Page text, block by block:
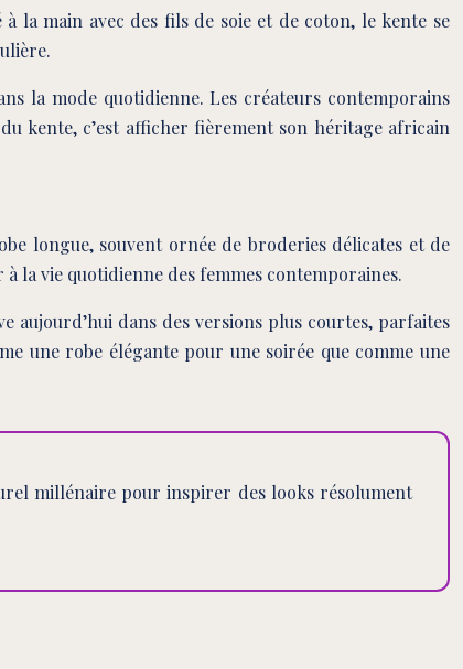
la main avec des fils de soie et de coton, le kente se
la mode quotidienne. Les créateurs contemporains
kente, c’est afficher fièrement son héritage africain
longue, souvent ornée de broderies délicates et de
la vie quotidienne des femmes contemporaines.
dans des versions plus courtes, parfaites
une robe élégante pour une soirée que comme une
millénaire pour inspirer des looks résolument